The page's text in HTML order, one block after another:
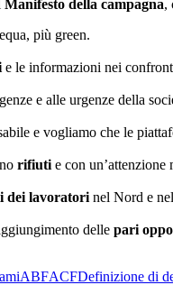
Manifesto della campagna,
più green.
e le informazioni nei
e alle urgenze della
e vogliamo che le
rifiuti e con un’attenzione
dei lavoratori nel Nord e
delle pari
ABFACFDefinizione di